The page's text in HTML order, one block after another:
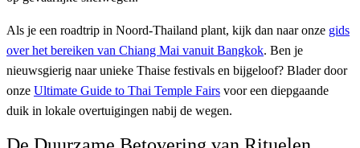
Als je een roadtrip in Noord-Thailand plant, kijk dan naar onze gids
over het bereiken van Chiang Mai vanuit Bangkok. Ben je
nieuwsgierig naar unieke Thaise festivals en bijgeloof? Blader door
onze Ultimate Guide to Thai Temple Fairs voor een diepgaande
duik in lokale overtuigingen nabij de wegen.